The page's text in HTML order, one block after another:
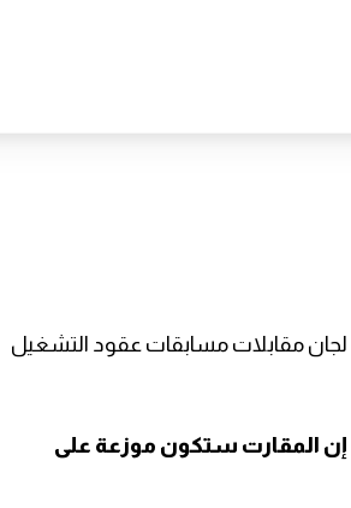
مقابلات مسابقات عقود التشغيل
المقارت ستكون موزعة على